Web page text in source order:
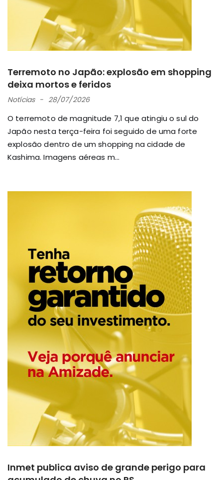
Terremoto no Japão: explosão em shopping
deixa mortos e feridos
Notícias 28/07/2026
O terremoto de magnitude 7,1 que atingiu o sul do
Japão nesta terça-feira foi seguido de uma forte
explosão dentro de um shopping na cidade de
Kashima. Imagens aéreas m...
Inmet publica aviso de grande perigo para